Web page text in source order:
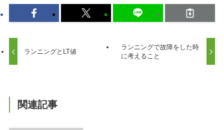
ランニングとLT値
ランニングで故障をした時
に考えること
関連記事